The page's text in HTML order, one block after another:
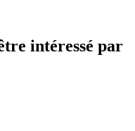
intéressé par